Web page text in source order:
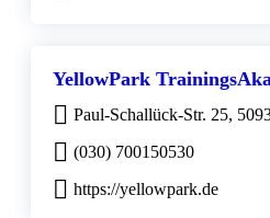
YellowPark
Paul-Schallück-Str. 25,
(030) 700150530
https://yellowpark.de